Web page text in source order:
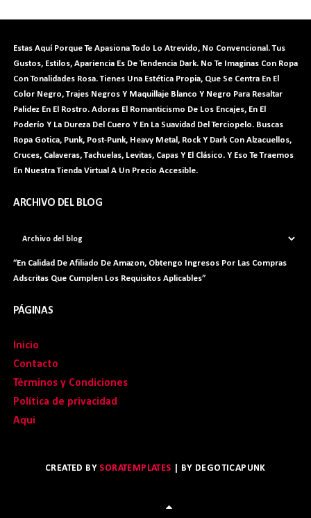
Estas Aquí Porque Te Apasiona Todo Lo Atrevido, No Convencional. Tus
Gustos, Estilos, Apariencia Es De Tendencia Dark. No Te Imaginas Con Ropa
Con Tonalidades Rosa. Tienes Una Estética Propia, Que Se Centra En El
Color Negro, Trajes Negros Y Maquillaje Blanco Y Negro Para Resaltar
Palidez En El Rostro. Adoras El Romanticismo De Los Encajes, En El
Poderío Y La Dureza Del Cuero Y En La Suavidad Del Terciopelo. Buscas
Ropa Gotica, Punk, Post-Punk, Heavy Metal, Rock Y Dark Con Alzacuellos,
Cruces, Calaveras, Tachuelas, Levitas, Capas Y El Clásico. Y Eso Te Traemos
En Nuestra Tienda Virtual A Un Precio Accesible.
ARCHIVO DEL BLOG
“En Calidad De Afiliado De Amazon, Obtengo Ingresos Por Las Compras
Adscritas Que Cumplen Los Requisitos Aplicables”
PÁGINAS
Inicio
Contacto
Términos y Condiciones
Política de privacidad
Aqui
CREATED BY SORATEMPLATES | BY DEGOTICAPUNK